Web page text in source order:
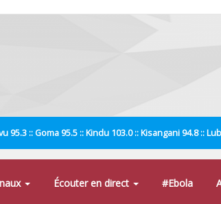
95.3 :: Goma 95.5 :: Kindu 103.0 :: Kisangani 94.8 ::
Écouter en direct #Ebola